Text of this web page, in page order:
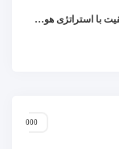
آیا پیجهای اینستاگرام درآمد دارند؟ راز موفقیت با استراتژی هوشمندانه